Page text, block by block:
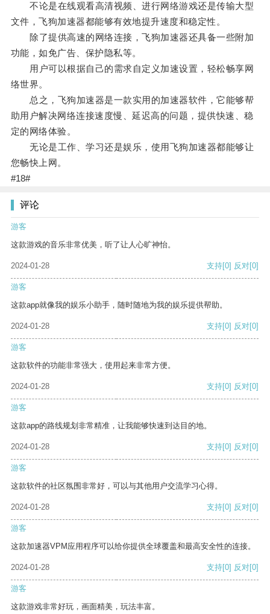
不论是在线观看高清视频、进行网络游戏还是传输大型
文件，飞狗加速器都能够有效地提升速度和稳定性。
除了提供高速的网络连接，飞狗加速器还具备一些附加
功能，如免广告、保护隐私等。
用户可以根据自己的需求自定义加速设置，轻松畅享网
络世界。
总之，飞狗加速器是一款实用的加速器软件，它能够帮
助用户解决网络连接速度慢、延迟高的问题，提供快速、稳
定的网络体验。
无论是工作、学习还是娱乐，使用飞狗加速器都能够让
您畅快上网。
#18#
评论
游客
这款游戏的音乐非常优美，听了让人心旷神怡。
2024-01-28 支持[0] 反对[0]
游客
这款app就像我的娱乐小助手，随时随地为我的娱乐提供帮助。
2024-01-28 支持[0] 反对[0]
游客
这款软件的功能非常强大，使用起来非常方便。
2024-01-28 支持[0] 反对[0]
游客
这款app的路线规划非常精准，让我能够快速到达目的地。
2024-01-28 支持[0] 反对[0]
游客
这款软件的社区氛围非常好，可以与其他用户交流学习心得。
2024-01-28 支持[0] 反对[0]
游客
这款加速器VPM应用程序可以给你提供全球覆盖和最高安全性的连接。
2024-01-28 支持[0] 反对[0]
游客
这款游戏非常好玩，画面精美，玩法丰富。